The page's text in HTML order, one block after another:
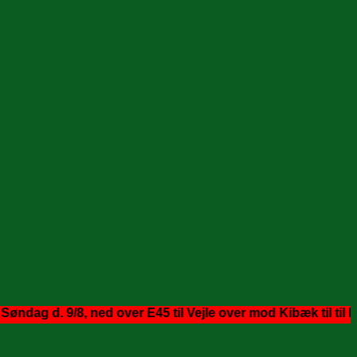
d. 9/8, ned over E45 til Vejle over mod Kibæk til til